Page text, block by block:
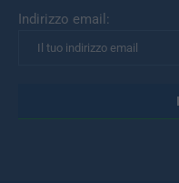
Indirizzo email: